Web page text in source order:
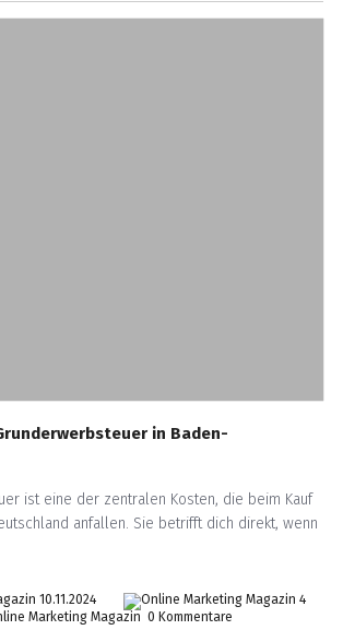
in Baden-
ist eine der zentralen Kosten, die beim Kauf
anfallen. Sie betrifft dich direkt, wenn
10.11.2024
4
0 Kommentare